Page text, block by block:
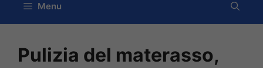
Menu
Pulizia del materasso,